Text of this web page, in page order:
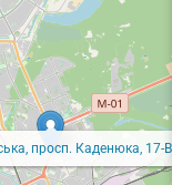
просп. Каденюка, 17-В